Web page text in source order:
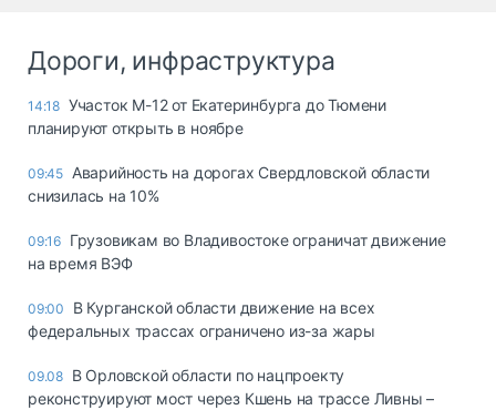
Дороги, инфраструктура
14:18 Участок М-12 от Екатеринбурга до Тюмени
планируют открыть в ноябре
09:45 Аварийность на дорогах Свердловской области
снизилась на 10%
09:16 Грузовикам во Владивостоке ограничат движение
на время ВЭФ
09:00
В Курганской области движение на всех
федеральных трассах ограничено из-за жары
09.08 В Орловской области по нацпроекту
реконструируют мост через Кшень на трассе Ливны –